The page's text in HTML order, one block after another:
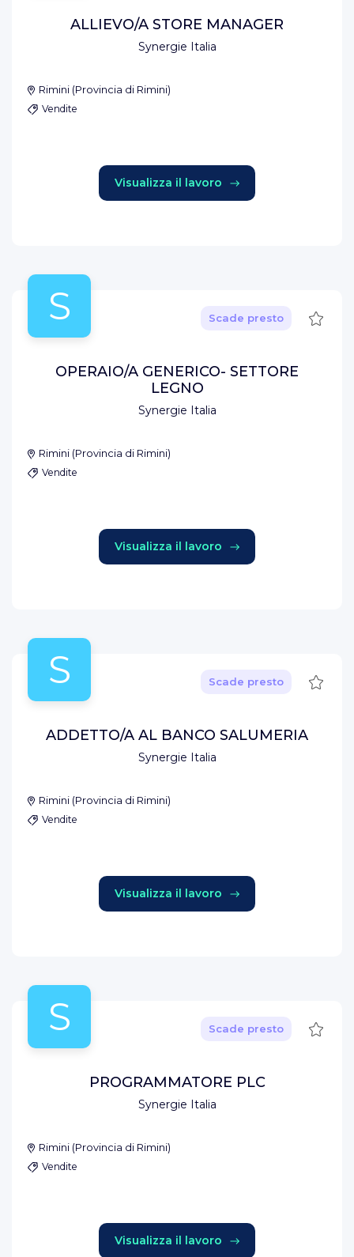
Synergie Italia
ALLIEVO/A STORE MANAGER
Rimini (Provincia di Rimini)
Vendite
Visualizza il lavoro
S
Synergie Italia
Scade presto Salva
OPERAIO/A GENERICO- SETTORE
LEGNO
Rimini (Provincia di Rimini)
Vendite
Visualizza il lavoro
S
Synergie Italia
Scade presto Salva
ADDETTO/A AL BANCO SALUMERIA
Rimini (Provincia di Rimini)
Vendite
Visualizza il lavoro
S
Synergie Italia
Scade presto Salva
PROGRAMMATORE PLC
Rimini (Provincia di Rimini)
Vendite
Visualizza il lavoro